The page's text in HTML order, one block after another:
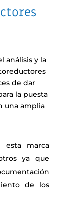
análisis y la
de dar
la puesta
una amplia
marca
ya que
de los